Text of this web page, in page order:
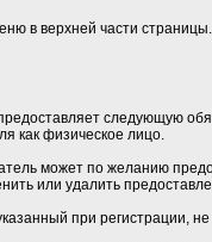
в верхней части
следующую
как физическое лицо.
может по желанию
или удалить
при регистрации,